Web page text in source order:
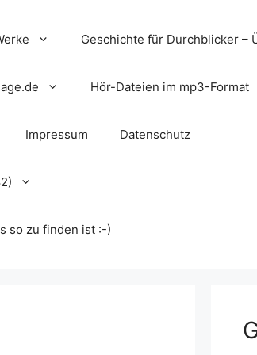
Geschichte für Durchblicker –
Hör-Dateien im mp3-Format
Impressum Datenschutz
so zu finden ist :-)